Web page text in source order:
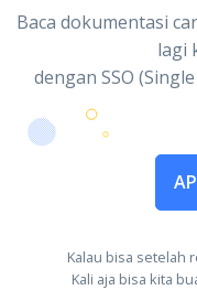
Baca dokumentasi
lagi
dengan SSO
Kalau bisa setelah
Kali aja bisa kita